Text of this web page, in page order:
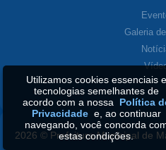
Galeria
2026 © Prefeitura Municipal de
Utilizamos cookies essenciais e
tecnologias semelhantes de
acordo com a nossa Política
Privacidadee, ao continuar
navegando, você concorda
estas condições.